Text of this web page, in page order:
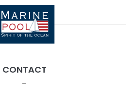
CONTACT